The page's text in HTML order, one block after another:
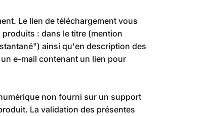
Le lien de téléchargement vous
: dans le titre (mention
ainsi qu'en description des
e-mail contenant un lien pour
non fourni sur un support
La validation des présentes